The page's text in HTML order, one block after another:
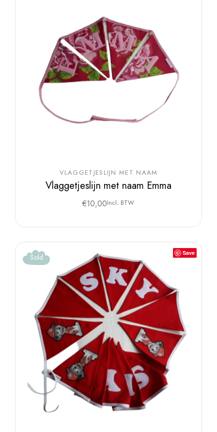
VLAGGETJESLIJN MET NAAM
Vlaggetjeslijn met naam Emma
€10,00Incl. BTW
Save
Sold